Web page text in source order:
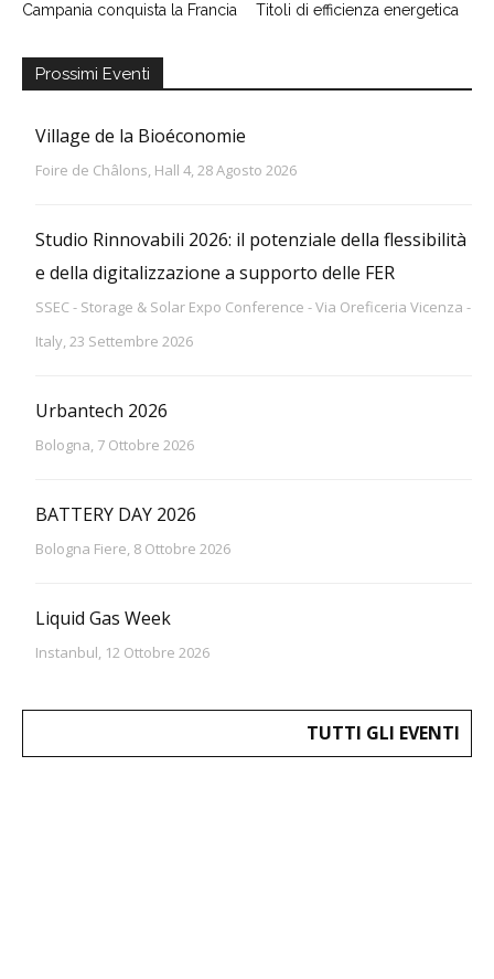
Campania conquista la Francia
Titoli di efficienza energetica
Prossimi Eventi
Village de la Bioéconomie
Foire de Châlons, Hall 4, 28 Agosto 2026
Studio Rinnovabili 2026: il potenziale della flessibilità
e della digitalizzazione a supporto delle FER
SSEC - Storage & Solar Expo Conference - Via Oreficeria Vicenza -
Italy, 23 Settembre 2026
Urbantech 2026
Bologna, 7 Ottobre 2026
BATTERY DAY 2026
Bologna Fiere, 8 Ottobre 2026
Liquid Gas Week
Instanbul, 12 Ottobre 2026
TUTTI GLI EVENTI